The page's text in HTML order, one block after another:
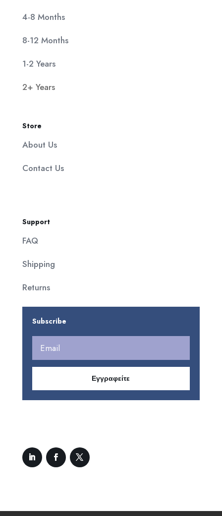
4-8 Months
8-12 Months
1-2 Years
2+ Years
Store
About Us
Contact Us
Support
FAQ
Shipping
Returns
Subscribe
Εγγραφείτε